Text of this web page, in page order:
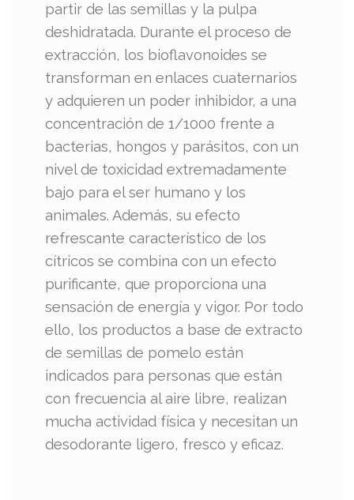
partir de las semillas y la pulpa
deshidratada. Durante el proceso de
extracción, los bioflavonoides se
transforman en enlaces cuaternarios
y adquieren un poder inhibidor, a una
concentración de 1/1000 frente a
bacterias, hongos y parásitos, con un
nivel de toxicidad extremadamente
bajo para el ser humano y los
animales. Además, su efecto
refrescante característico de los
cítricos se combina con un efecto
purificante, que proporciona una
sensación de energía y vigor. Por todo
ello, los productos a base de extracto
de semillas de pomelo están
indicados para personas que están
con frecuencia al aire libre, realizan
mucha actividad física y necesitan un
desodorante ligero, fresco y eficaz.